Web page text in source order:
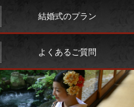
結婚式のプラン
よくあるご質問